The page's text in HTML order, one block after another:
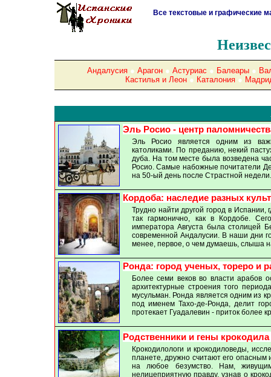
Все текстовые и графические
Андалусия ● Арагон ● Астуриас ● Балеары ●
Кастилья и Леон● Каталония●
Эль Росио - центр
Эль Росио является одним из
католиками. По преданию, некий
дуба. На том месте была возведена
Росио. Самые набожные почитатели
на 50-ый день после Страстной недели.
Кордоба: наследие разных
Трудно найти другой город в Испании,
так гармонично, как в Кордобе.
императора Августа была столицей
современной Андалусии. В наши дни
менее, первое, о чем думаешь, слыша
Ронда: город ученых, тореро и
Более семи веков во власти арабов
архитектурные строения того
мусульман. Ронда является одним из
под именем Тахо-де-Ронда, делит
протекает Гуадалевин - приток более
Родственники и гены
Крокодилологи и крокодиловеды,
планете, дружно считают его опасным
на любое безумство. Нам,
нелицеприятную правду, узнав о